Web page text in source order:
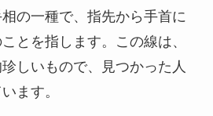
の一種で、指先から手首に
とを指します。この線は、
しいもので、見つかった人
ます。